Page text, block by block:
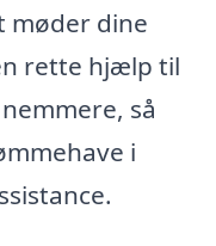
møder dine
rette hjælp til
så
i